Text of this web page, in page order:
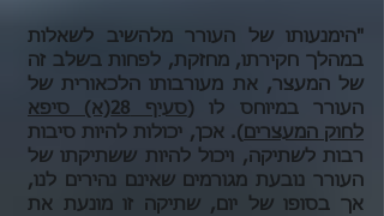
"הימנעותו של העורר מלהשיב לשאלות
במהלך חקירתו, מחזקת, לפחות בשלב זה
של המעצר, את מעורבותו הלכאורית של
העורר במיוחס לו (
סעיף 28(א) סיפא
לחוק המעצרים ). אכן, יכולות להיות סיבות
רבות לשתיקה, ויכול להיות ששתיקתו של
העורר נובעת מגורמים שאינם נהירים לנו,
אך בסופו של יום, שתיקה זו מונעת את